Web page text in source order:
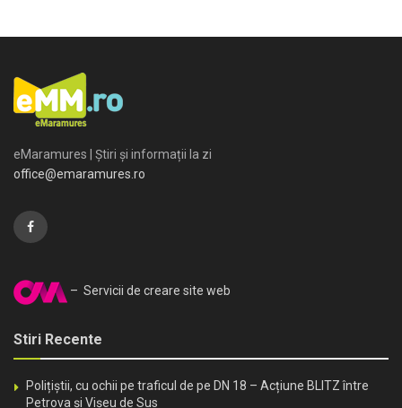
eMaramures | Știri și informații la zi
office@emaramures.ro
– Servicii de creare site web
Stiri Recente
Polițiștii, cu ochii pe traficul de pe DN 18 – Acțiune BLITZ între
Petrova și Vișeu de Sus